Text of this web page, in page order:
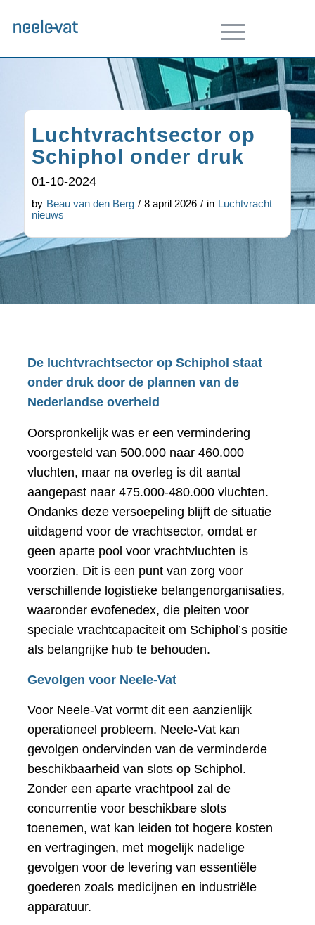
Luchtvrachtsector op
Schiphol onder druk
01-10-2024
by Beau van den Berg / 8 april 2026 / in Luchtvracht
nieuws
De luchtvrachtsector op Schiphol staat
onder druk door de plannen van de
Nederlandse overheid
Oorspronkelijk was er een vermindering
voorgesteld van 500.000 naar 460.000
vluchten, maar na overleg is dit aantal
aangepast naar 475.000-480.000 vluchten.
Ondanks deze versoepeling blijft de situatie
uitdagend voor de vrachtsector, omdat er
geen aparte pool voor vrachtvluchten is
voorzien. Dit is een punt van zorg voor
verschillende logistieke belangenorganisaties,
waaronder evofenedex, die pleiten voor
speciale vrachtcapaciteit om Schiphol’s positie
als belangrijke hub te behouden​.
Gevolgen voor Neele-Vat
Voor Neele-Vat vormt dit een aanzienlijk
operationeel probleem. Neele-Vat kan
gevolgen ondervinden van de verminderde
beschikbaarheid van slots op Schiphol.
Zonder een aparte vrachtpool zal de
concurrentie voor beschikbare slots
toenemen, wat kan leiden tot hogere kosten
en vertragingen, met mogelijk nadelige
gevolgen voor de levering van essentiële
goederen zoals medicijnen en industriële
apparatuur​.